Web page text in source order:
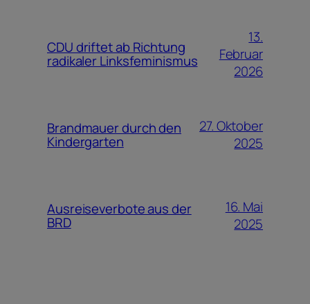
CDU driftet ab Richtung
radikaler Linksfeminismus
13.
Februar
2026
Brandmauer durch den
Kindergarten
27. Oktober
2025
Ausreiseverbote aus der
BRD
16. Mai
2025